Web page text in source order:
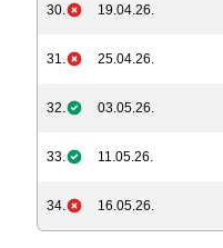
30. 19.04.26.
31. 25.04.26.
32. 03.05.26.
33. 11.05.26.
34. 16.05.26.